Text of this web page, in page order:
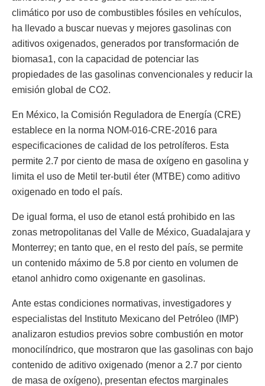
climático por uso de combustibles fósiles en vehículos,
ha llevado a buscar nuevas y mejores gasolinas con
aditivos oxigenados, generados por transformación de
biomasa1, con la capacidad de potenciar las
propiedades de las gasolinas convencionales y reducir la
emisión global de CO2.
En México, la Comisión Reguladora de Energía (CRE)
establece en la norma NOM-016-CRE-2016 para
especificaciones de calidad de los petrolíferos. Esta
permite 2.7 por ciento de masa de oxígeno en gasolina y
limita el uso de Metil ter-butil éter (MTBE) como aditivo
oxigenado en todo el país.
De igual forma, el uso de etanol está prohibido en las
zonas metropolitanas del Valle de México, Guadalajara y
Monterrey; en tanto que, en el resto del país, se permite
un contenido máximo de 5.8 por ciento en volumen de
etanol anhidro como oxigenante en gasolinas.
Ante estas condiciones normativas, investigadores y
especialistas del Instituto Mexicano del Petróleo (IMP)
analizaron estudios previos sobre combustión en motor
monocilíndrico, que mostraron que las gasolinas con bajo
contenido de aditivo oxigenado (menor a 2.7 por ciento
de masa de oxígeno), presentan efectos marginales